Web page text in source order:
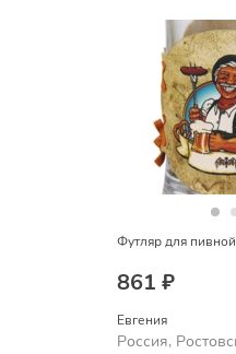
Футляр для
861 ₽
Евгения
Россия,